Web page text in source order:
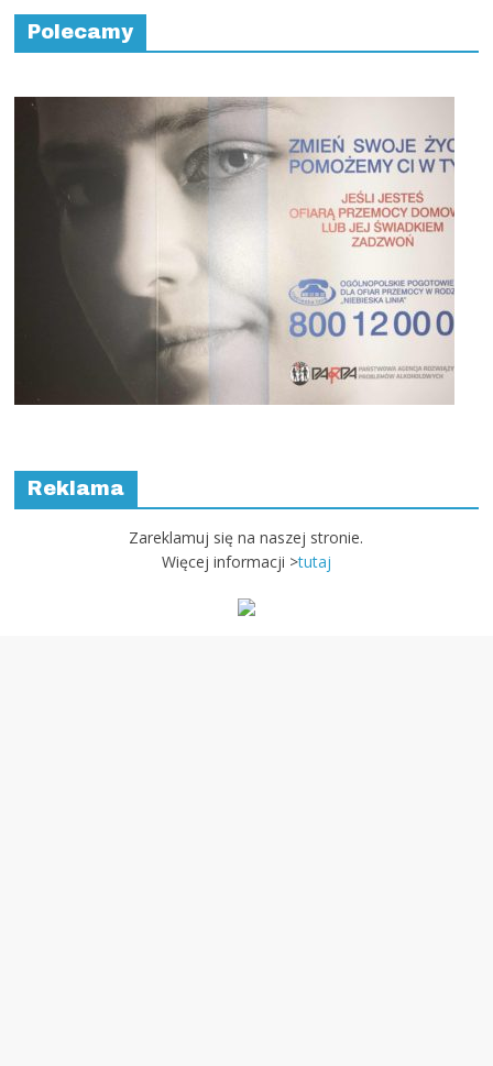
Polecamy
Reklama
Zareklamuj się na naszej stronie.
Więcej informacji >tutaj